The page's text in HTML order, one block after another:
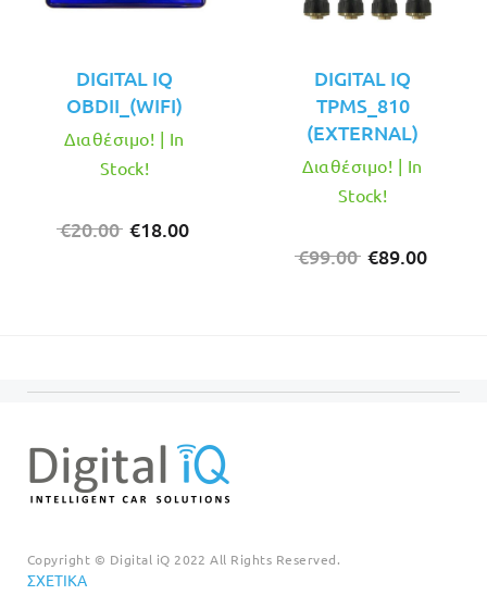
DIGITAL IQ
OBDII_(WIFI)
€20.00 Original
€18.00
Διαθέσιμο! | In
Stock!
DIGITAL IQ
TPMS_810
(EXTERNAL)
€99.00 Original
€89.00
Διαθέσιμο! | In
Stock!
Copyright © Digital iQ 2022 All Rights Reserved.
ΣΧΕΤΙΚΆ